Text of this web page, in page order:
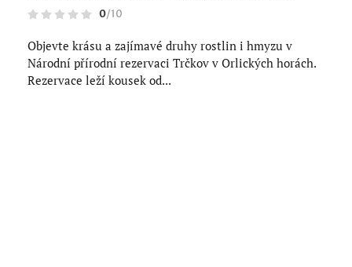
0/10
Objevte krásu a zajímavé druhy rostlin i hmyzu v
Národní přírodní rezervaci Trčkov v Orlických horách.
Rezervace leží kousek od...